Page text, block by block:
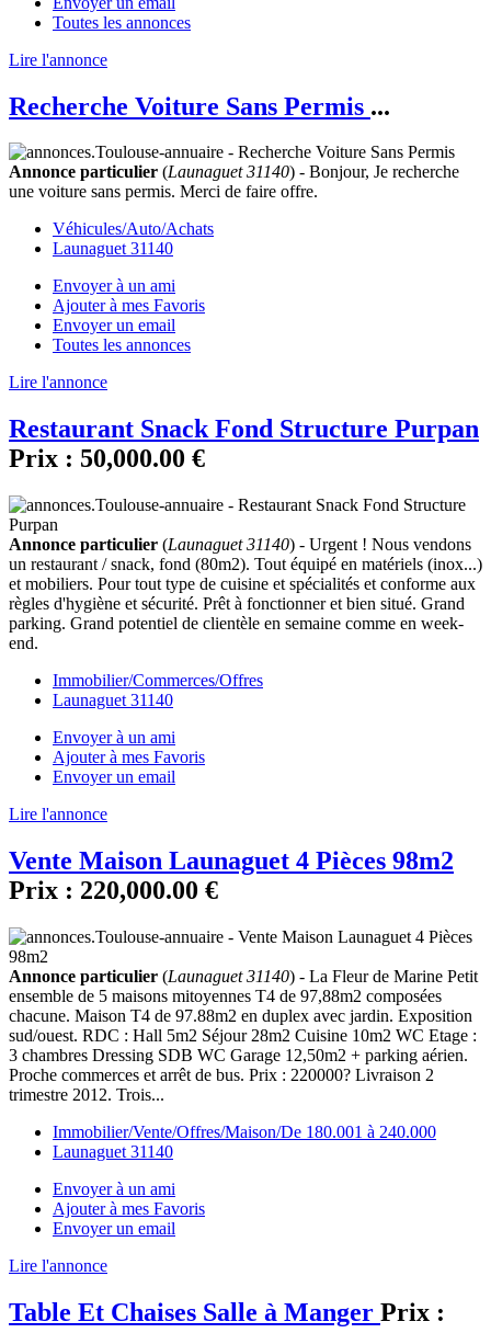
Toutes les annonces
Lire l'annonce
Recherche Voiture Sans Permis ...
Annonce particulier (Launaguet 31140) - Bonjour, Je recherche
une voiture sans permis. Merci de faire offre.
Véhicules/Auto/Achats
Launaguet 31140
Envoyer à un ami
Ajouter à mes Favoris
Envoyer un email
Toutes les annonces
Lire l'annonce
Restaurant Snack Fond Structure Purpan
Prix : 50,000.00 €
Annonce particulier (Launaguet 31140) - Urgent ! Nous vendons
un restaurant / snack, fond (80m2). Tout équipé en matériels (inox...)
et mobiliers. Pour tout type de cuisine et spécialités et conforme aux
règles d'hygiène et sécurité. Prêt à fonctionner et bien situé. Grand
parking. Grand potentiel de clientèle en semaine comme en week-
end.
Immobilier/Commerces/Offres
Launaguet 31140
Envoyer à un ami
Ajouter à mes Favoris
Envoyer un email
Lire l'annonce
Vente Maison Launaguet 4 Pièces 98m2
Prix : 220,000.00 €
Annonce particulier (Launaguet 31140) - La Fleur de Marine Petit
ensemble de 5 maisons mitoyennes T4 de 97,88m2 composées
chacune. Maison T4 de 97.88m2 en duplex avec jardin. Exposition
sud/ouest. RDC : Hall 5m2 Séjour 28m2 Cuisine 10m2 WC Etage :
3 chambres Dressing SDB WC Garage 12,50m2 + parking aérien.
Proche commerces et arrêt de bus. Prix : 220000? Livraison 2
trimestre 2012. Trois...
Immobilier/Vente/Offres/Maison/De 180.001 à 240.000
Launaguet 31140
Envoyer à un ami
Ajouter à mes Favoris
Envoyer un email
Lire l'annonce
Table Et Chaises Salle à Manger Prix :